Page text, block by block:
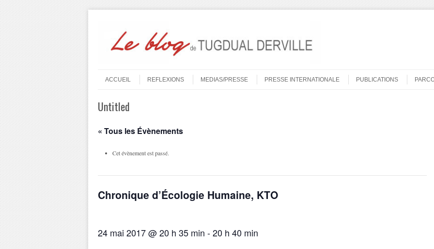
Menu
ACCUEIL
REFLEXIONS MEDIAS/PRESSE PRESSE INTERNATIONALE PUBLICATIONS
Untitled
« Tous les Évènements
Cet évènement est passé.
Chronique d’Écologie Humaine, KTO
24 mai 2017 @ 20 h 35 min -20 h 40 min